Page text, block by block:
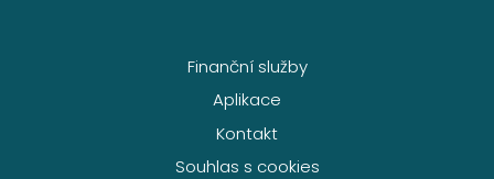
Finanční služby
Aplikace
Kontakt
Souhlas s cookies